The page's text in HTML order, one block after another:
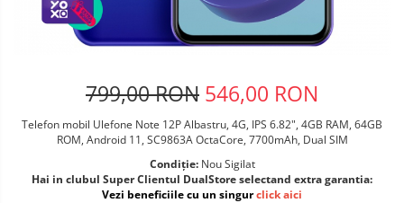
Telefoane mobile HUAWEI
Telefoane mobile iHunt
Telefoane mobile AGM
Telefoane mobile Realme
Telefoane mobile ZTE Nubia
Telefoane mobile ALTE BRANDURI
799,00 RON 546,00 RON
Telefon mobil Ulefone Note 12P Albastru, 4G, IPS 6.82", 4GB RAM, 64GB
ROM, Android 11, SC9863A OctaCore, 7700mAh, Dual SIM
Condiție: Nou Sigilat
Hai in clubul Super Clientul DualStore selectand extra garantia:
Vezi beneficiile cu un singurclick aici